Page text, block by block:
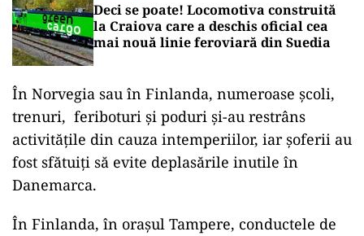
Deci se poate! Locomotiva construită
la Craiova care a deschis oficial cea
mai nouă linie feroviară din Suedia
În Norvegia sau în Finlanda, numeroase școli,
trenuri, feriboturi și poduri și-au restrâns
activitățile din cauza intemperiilor, iar șoferii au
fost sfătuiți să evite deplasările inutile în
Danemarca.
În Finlanda, în orașul Tampere, conductele de